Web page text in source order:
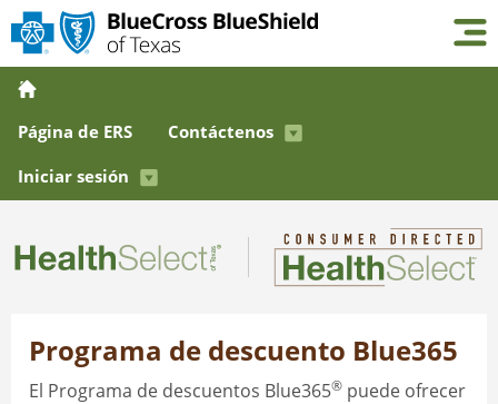
Página de ERS
Contáctenos
Iniciar sesión
Programa de descuento Blue365
El Programa de descuentos Blue365® puede ofrecer